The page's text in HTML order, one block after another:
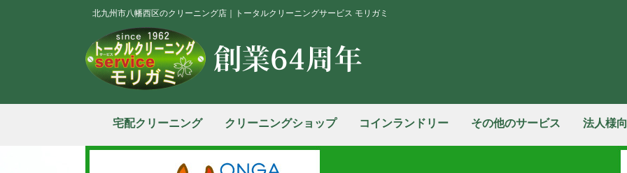
北九州市八幡西区のクリーニング店｜トータルクリーニングサービス モリガミ
宅配クリーニング クリーニングショップ コインランドリー その他のサービス 法人様